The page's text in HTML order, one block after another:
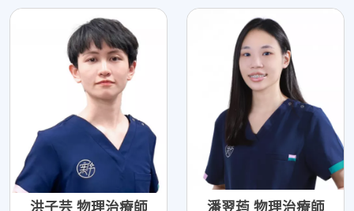
洪子芸 物理治療師 潘翌荺 物理治療師